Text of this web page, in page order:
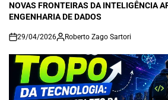
NOVAS FRONTEIRAS DA INTELIGÊNCIA
ENGENHARIA DE DADOS
on
29/04/2026 Roberto Zago Sartori